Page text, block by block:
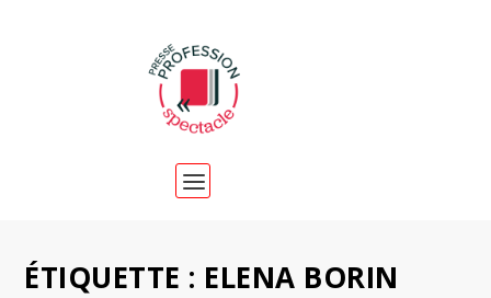
ÉTIQUETTE : ELENA BORIN